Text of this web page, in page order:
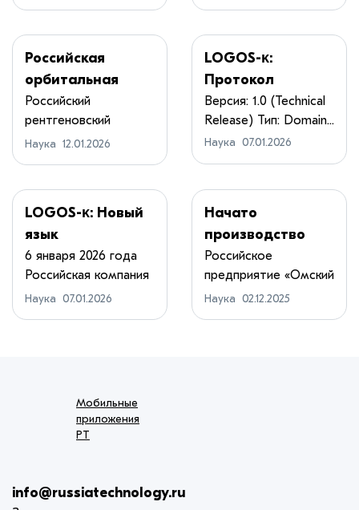
условиях
неопределённост
и
программирован
ия
Российская
орбитальная
обсерватория в
1,5 млн
километров от
Земли изучает
Центр Галактики
Российский
рентгеновский
телескоп ART-XC им.
Наука 12.01.2026
LOGOS-κ:
Протокол
исполняемой
семантики и
динамических
графов знаний
Версия: 1.0 (Technical
Release) Тип: Domain...
Наука 07.01.2026
LOGOS-κ: Новый
язык
программирован
ия для
моделирования
сложных систем
6 января 2026 года
Российская компания
DST Global ...
Наука 07.01.2026
Начато
производство
российских
кварцевых
резонаторов для
замены
Российское
предприятие «Омский
НИИ
Наука 02.12.2025
Мобильные
приложения
РТ
info@russiatechnology.ru